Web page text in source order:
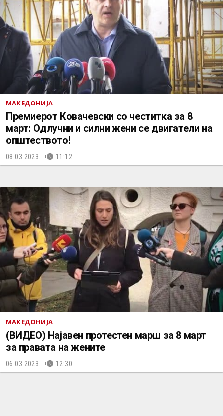
МАКЕДОНИЈА
Премиерот Ковачевски со честитка за 8
март: Одлучни и силни жени се двигатели на
општеството!
08.03.2023. 11:12
МАКЕДОНИЈА
(ВИДЕО) Најавен протестен марш за 8 март
за правата на жените
06.03.2023. 12:30